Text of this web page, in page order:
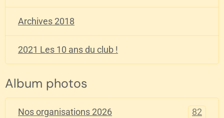
Archives 2018
2021 Les 10 ans du club !
Album photos
Nos organisations 2026 82